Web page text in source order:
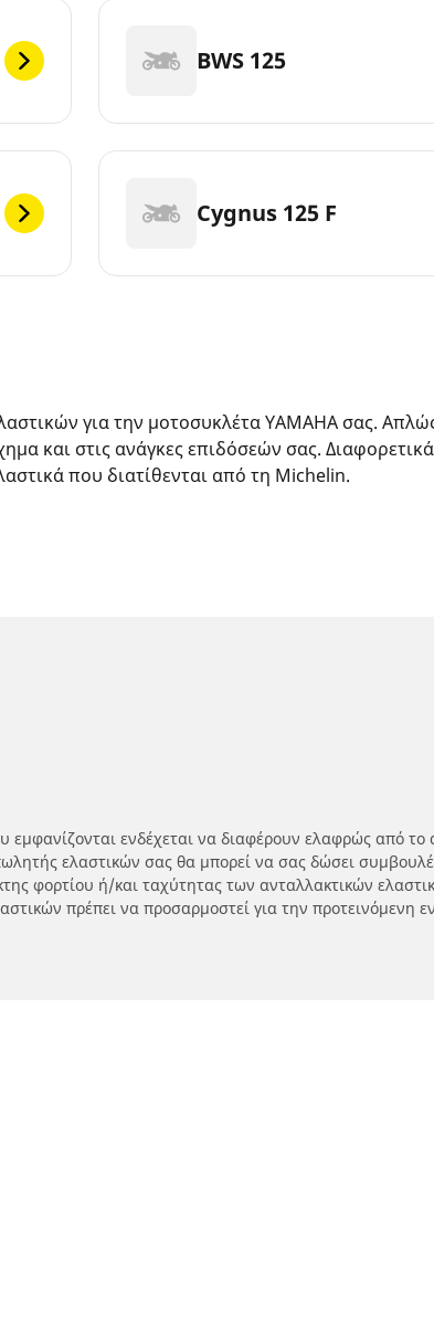
BWS 125
Cygnus 125 F
για την μοτοσυκλέτα YAMAHA σας.
και στις ανάγκες επιδόσεών σας.
που διατίθενται από τη Michelin.
εμφανίζονται ενδέχεται να διαφέρουν ελαφρώς από
ελαστικών σας θα μπορεί να σας δώσει
φορτίου ή/και ταχύτητας των ανταλλακτικών
πρέπει να προσαρμοστεί για την προτεινόμενη